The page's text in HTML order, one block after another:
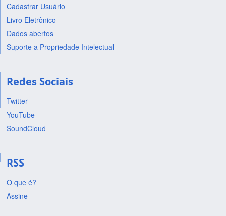
Cadastrar Usuário
Livro Eletrônico
Dados abertos
Suporte a Propriedade Intelectual
Redes Sociais
Twitter
YouTube
SoundCloud
RSS
O que é?
Assine